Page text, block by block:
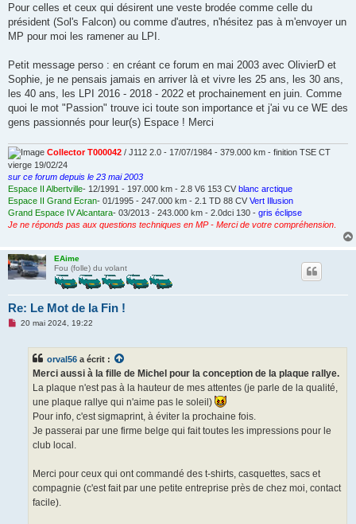
Pour celles et ceux qui désirent une veste brodée comme celle du
président (Sol's Falcon) ou comme d'autres, n'hésitez pas à m'envoyer un
MP pour moi les ramener au LPI.
Petit message perso : en créant ce forum en mai 2003 avec OlivierD et
Sophie, je ne pensais jamais en arriver là et vivre les 25 ans, les 30 ans,
les 40 ans, les LPI 2016 - 2018 - 2022 et prochainement en juin. Comme
quoi le mot "Passion" trouve ici toute son importance et j'ai vu ce WE des
gens passionnés pour leur(s) Espace ! Merci
Collector T000042 / J112 2.0 - 17/07/1984 - 379.000 km - finition TSE CT
vierge 19/02/24
sur ce forum depuis le 23 mai 2003
Espace II Albertville- 12/1991 - 197.000 km - 2.8 V6 153 CV blanc arctique
Espace II Grand Ecran- 01/1995 - 247.000 km - 2.1 TD 88 CV Vert Illusion
Grand Espace IV Alcantara- 03/2013 - 243.000 km - 2.0dci 130 - gris éclipse
Je ne réponds pas aux questions techniques en MP - Merci de votre compréhension
EAime
Fou (folle) du volant
Re: Le Mot de la Fin !
M20 mai 2024, 19:22
orval56 a écrit :
Merci aussi à la fille de Michel pour la conception de la plaque rallye.
La plaque n'est pas à la hauteur de mes attentes (je parle de la qualité,
une plaque rallye qui n'aime pas le soleil)
Pour info, c'est sigmaprint, à éviter la prochaine fois.
Je passerai par une firme belge qui fait toutes les impressions pour le
club local.
Merci pour ceux qui ont commandé des t-shirts, casquettes, sacs et
compagnie (c'est fait par une petite entreprise près de chez moi, contact
facile).